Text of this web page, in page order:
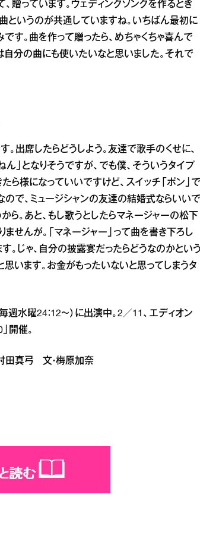
贈っています。ウェディングソングを作るとき
というのが共通していますね。いちばん最初に
す。曲を作って贈ったら、めちゃくちゃ喜んで
自分の曲にも使いたいなと思いました。それで
出席したらどうしよう。友達で歌手のくせに、
」となりそうですが、でも僕、そういうタイプ
ら様になっていいですけど、スイッチ「ポン」で
で、ミュージシャンの友達の結婚式ならいいで
ら。あと、もし歌うとしたらマネージャーの松下
せんが。「マネージャー」って曲を書き下ろし
。じゃ、自分の披露宴だったらどうなのかとい
います。お金がもったいないと思ってしまうタ
週水曜24：12～）に出演中。2／11、エディオン
開催。
田真弓 文・梅原加奈